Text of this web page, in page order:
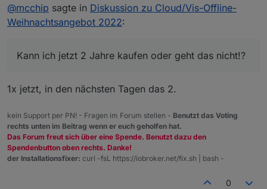
auferlegt werden, ist ein "Stacking" von Lizenzen nur
soweit möglich, das das Laufzeitende weniger als 2
Jahre in der Zukunft ist. Wir können hier leider nichts
Kann ich jetzt 2 Jahre kaufen oder geht das nicht!?
Do not disturb
@mcchip sagte in Diskussion zu Cloud/Vis-Offline-
Weihnachtsangebot 2022:
Kann ich jetzt 2 Jahre kaufen oder geht das nicht!?
1x jetzt, in den nächsten Tagen das 2.
kein Support per PN! - Fragen im Forum stellen - Benutzt das Voting
rechts unten im Beitrag wenn er euch geholfen hat.
Das Forum freut sich über eine Spende. Benutzt dazu den
Spendenbutton oben rechts. Danke!
der Installationsfixer: curl -fsL https://iobroker.net/fix.sh | bash -
0